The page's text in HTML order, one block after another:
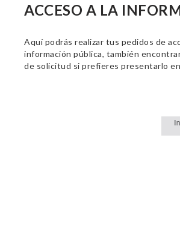
ACCESO A LA
Aquí podrás realizar tus pedidos de
información pública, también
de solicitud si prefieres presentarlo